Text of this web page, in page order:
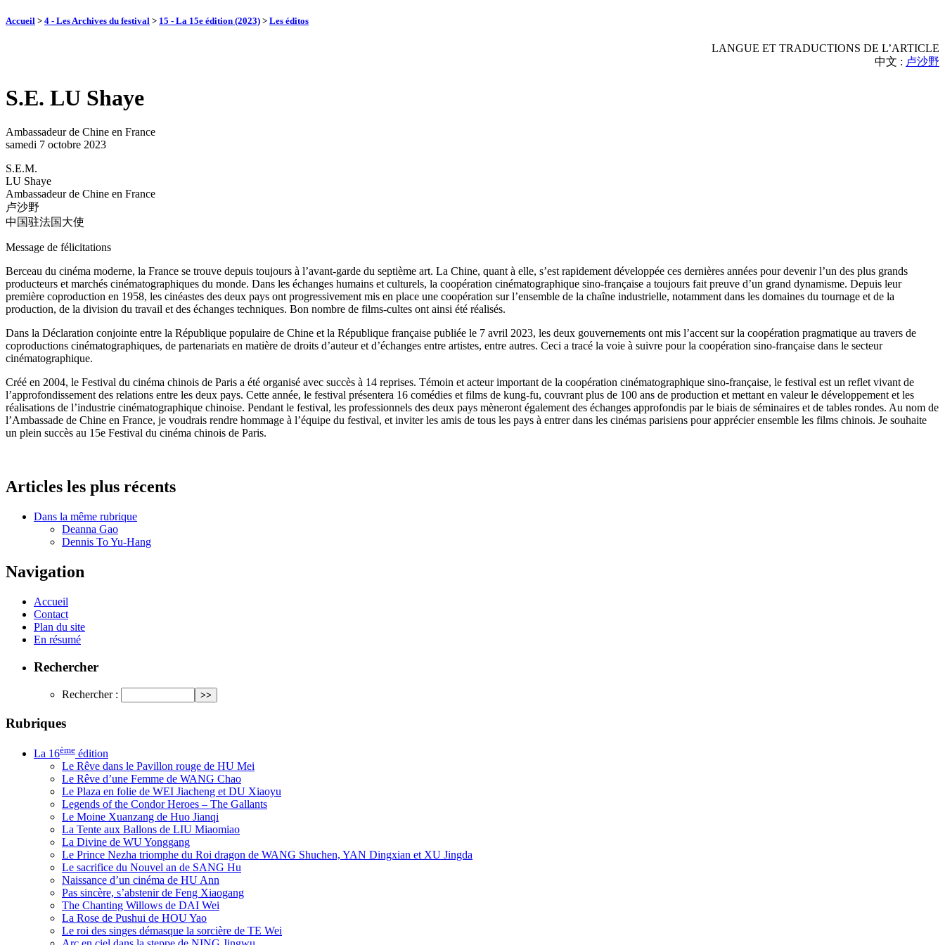
Accueil > 4 - Les Archives du festival > 15 - La 15e édition (2023) > Les éditos
LANGUE ET TRADUCTIONS DE L’ARTICLE
中文 : 卢沙野
S.E. LU Shaye
Ambassadeur de Chine en France
samedi 7 octobre 2023
S.E.M.
LU Shaye
Ambassadeur de Chine en France
卢沙野
中国驻法国大使
Message de félicitations
Berceau du cinéma moderne, la France se trouve depuis toujours à l’avant-garde du septième art. La Chine, quant à elle, s’est rapidement développée ces dernières années pour devenir l’un des plus grands
producteurs et marchés cinématographiques du monde. Dans les échanges humains et culturels, la coopération cinématographique sino-française a toujours fait preuve d’un grand dynamisme. Depuis leur
première coproduction en 1958, les cinéastes des deux pays ont progressivement mis en place une coopération sur l’ensemble de la chaîne industrielle, notamment dans les domaines du tournage et de la
production, de la division du travail et des échanges techniques. Bon nombre de films-cultes ont ainsi été réalisés.
Dans la Déclaration conjointe entre la République populaire de Chine et la République française publiée le 7 avril 2023, les deux gouvernements ont mis l’accent sur la coopération pragmatique au travers de
coproductions cinématographiques, de partenariats en matière de droits d’auteur et d’échanges entre artistes, entre autres. Ceci a tracé la voie à suivre pour la coopération sino-française dans le secteur
cinématographique.
Créé en 2004, le Festival du cinéma chinois de Paris a été organisé avec succès à 14 reprises. Témoin et acteur important de la coopération cinématographique sino-française, le festival est un reflet vivant de
l’approfondissement des relations entre les deux pays. Cette année, le festival présentera 16 comédies et films de kung-fu, couvrant plus de 100 ans de production et mettant en valeur le développement et les
réalisations de l’industrie cinématographique chinoise. Pendant le festival, les professionnels des deux pays mèneront également des échanges approfondis par le biais de séminaires et de tables rondes. Au nom de
l’Ambassade de Chine en France, je voudrais rendre hommage à l’équipe du festival, et inviter les amis de tous les pays à entrer dans les cinémas parisiens pour apprécier ensemble les films chinois. Je souhaite
un plein succès au 15e Festival du cinéma chinois de Paris.
Articles les plus récents
Dans la même rubrique
Deanna Gao
Dennis To Yu-Hang
Navigation
Accueil
Contact
Plan du site
En résumé
Rechercher
Rechercher :
Rubriques
La 16ème édition
Le Rêve dans le Pavillon rouge de HU Mei
Le Rêve d’une Femme de WANG Chao
Le Plaza en folie de WEI Jiacheng et DU Xiaoyu
Legends of the Condor Heroes – The Gallants
Le Moine Xuanzang de Huo Jianqi
La Tente aux Ballons de LIU Miaomiao
La Divine de WU Yonggang
Le Prince Nezha triomphe du Roi dragon de WANG Shuchen, YAN Dingxian et XU Jingda
Le sacrifice du Nouvel an de SANG Hu
Naissance d’un cinéma de HU Ann
Pas sincère, s’abstenir de Feng Xiaogang
The Chanting Willows de DAI Wei
La Rose de Pushui de HOU Yao
Le roi des singes démasque la sorcière de TE Wei